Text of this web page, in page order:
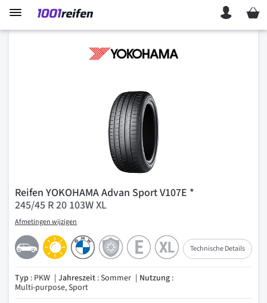
Mein
Reifen YOKOHAMA Advan Sport V107E *
245/45 R 20 103W XL
Afmetingen wijzigen
Technische Details
Typ : PKW Jahreszeit : Sommer Nutzung :
Multi-purpose, Sport